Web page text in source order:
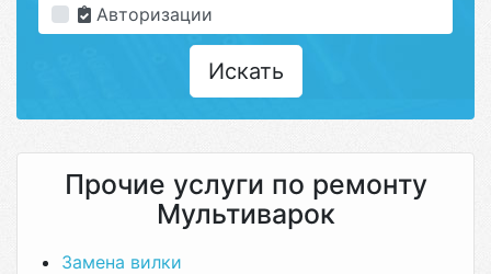
Авторизации
Искать
Прочие услуги по ремонту
Мультиварок
Замена вилки